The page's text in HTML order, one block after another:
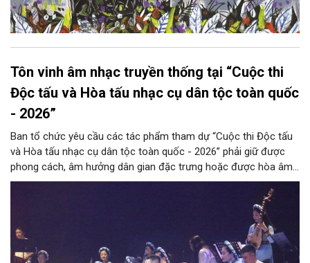
Tôn vinh âm nhạc truyền thống tại “Cuộc thi
Độc tấu và Hòa tấu nhạc cụ dân tộc toàn quốc
- 2026”
Ban tổ chức yêu cầu các tác phẩm tham dự “Cuộc thi Độc tấu
và Hòa tấu nhạc cụ dân tộc toàn quốc - 2026” phải giữ được
phong cách, âm hưởng dân gian đặc trưng hoặc được hòa âm,
phối khí mới trên nền tảng làn điệu âm nhạc truyền thống Việt
Nam, đồng thời phải được trình diễn trực tiếp bằng nhạc cụ dân